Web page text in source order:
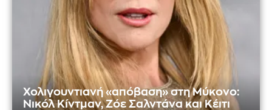
Χολιγουντιανή «απόβαση» στη Μύκονο:
Νικόλ Κίντμαν, Ζόε Σαλντάνα και Κέιτι